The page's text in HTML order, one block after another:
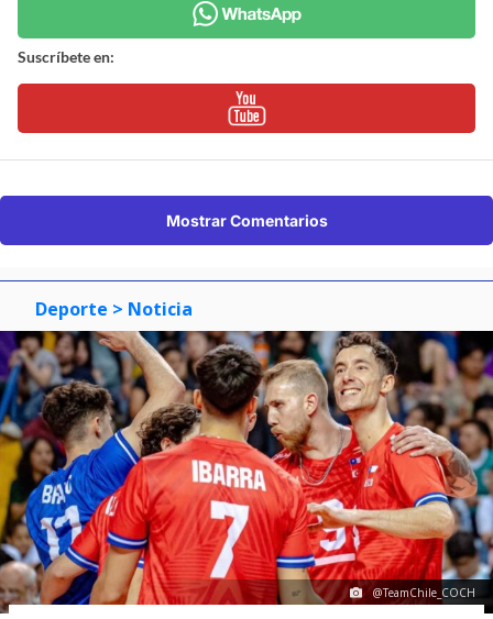
Suscríbete en:
Mostrar Comentarios
Deporte > Noticia
@TeamChile_COCH